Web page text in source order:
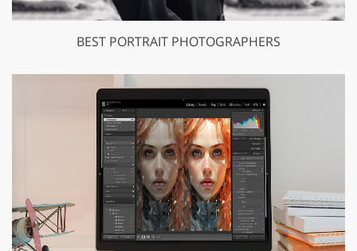
BEST PORTRAIT PHOTOGRAPHERS